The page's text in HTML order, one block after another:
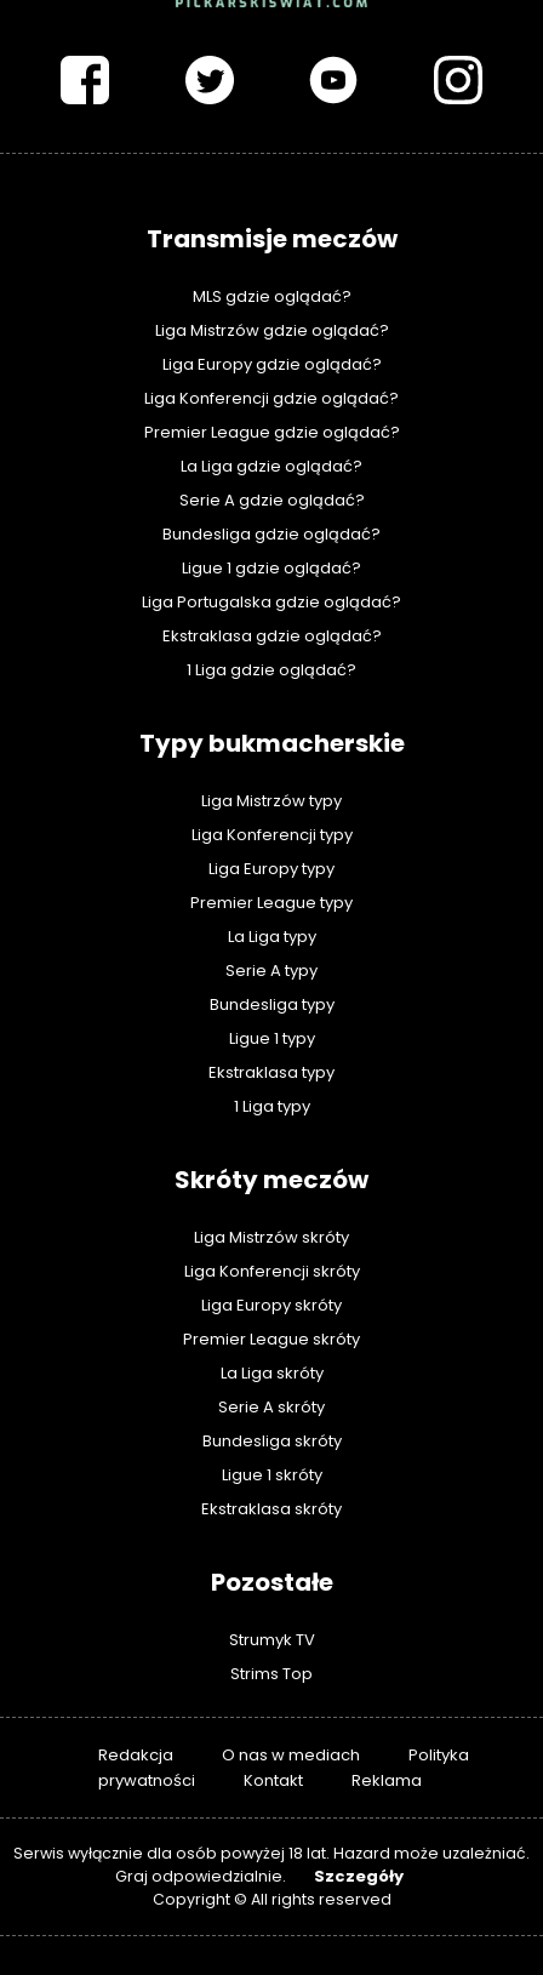
Transmisje meczów
MLS gdzie oglądać?
Liga Mistrzów gdzie oglądać?
Liga Europy gdzie oglądać?
Liga Konferencji gdzie oglądać?
Premier League gdzie oglądać?
La Liga gdzie oglądać?
Serie A gdzie oglądać?
Bundesliga gdzie oglądać?
Ligue 1 gdzie oglądać?
Liga Portugalska gdzie oglądać?
Ekstraklasa gdzie oglądać?
1 Liga gdzie oglądać?
Typy bukmacherskie
Liga Mistrzów typy
Liga Konferencji typy
Liga Europy typy
Premier League typy
La Liga typy
Serie A typy
Bundesliga typy
Ligue 1 typy
Ekstraklasa typy
1 Liga typy
Skróty meczów
Liga Mistrzów skróty
Liga Konferencji skróty
Liga Europy skróty
Premier League skróty
La Liga skróty
Serie A skróty
Bundesliga skróty
Ligue 1 skróty
Ekstraklasa skróty
Pozostałe
Strumyk TV
Strims Top
Redakcja O nas w mediach
Polityka
prywatności
Kontakt Reklama
Serwis wyłącznie dla osób powyżej 18 lat. Hazard może uzależniać.
Graj odpowiedzialnie.
Szczegóły
Copyright © All rights reserved